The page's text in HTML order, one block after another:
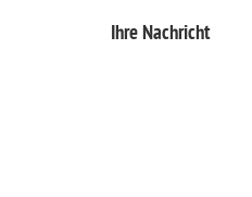
Ihre Nachricht